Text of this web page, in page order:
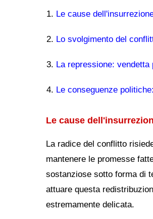
Le cause
Lo svolgimento del
La repressione:
Le conseguenze
Le cause
La radice del conflitto
mantenere le promesse
sostanziose sotto forma di
attuare questa
estremamente delicata.